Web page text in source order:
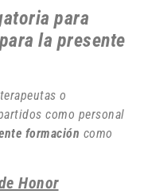
para
la presente
o
como personal
formación como
Honor